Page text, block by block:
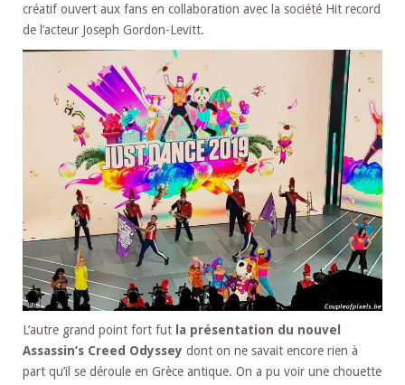
créatif ouvert aux fans en collaboration avec la société Hit record
de l’acteur Joseph Gordon-Levitt.
L’autre grand point fort fut la présentation du nouvel
Assassin’s Creed Odyssey dont on ne savait encore rien à
part qu’il se déroule en Grèce antique. On a pu voir une chouette